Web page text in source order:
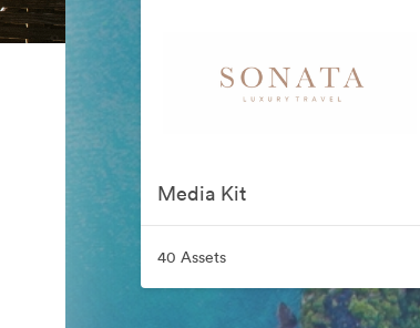
Media Kit
40 Assets